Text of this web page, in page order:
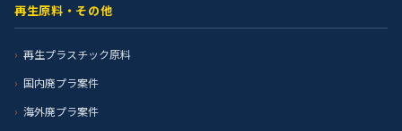
再生原料・その他
再生プラスチック原料
国内廃プラ案件
海外廃プラ案件